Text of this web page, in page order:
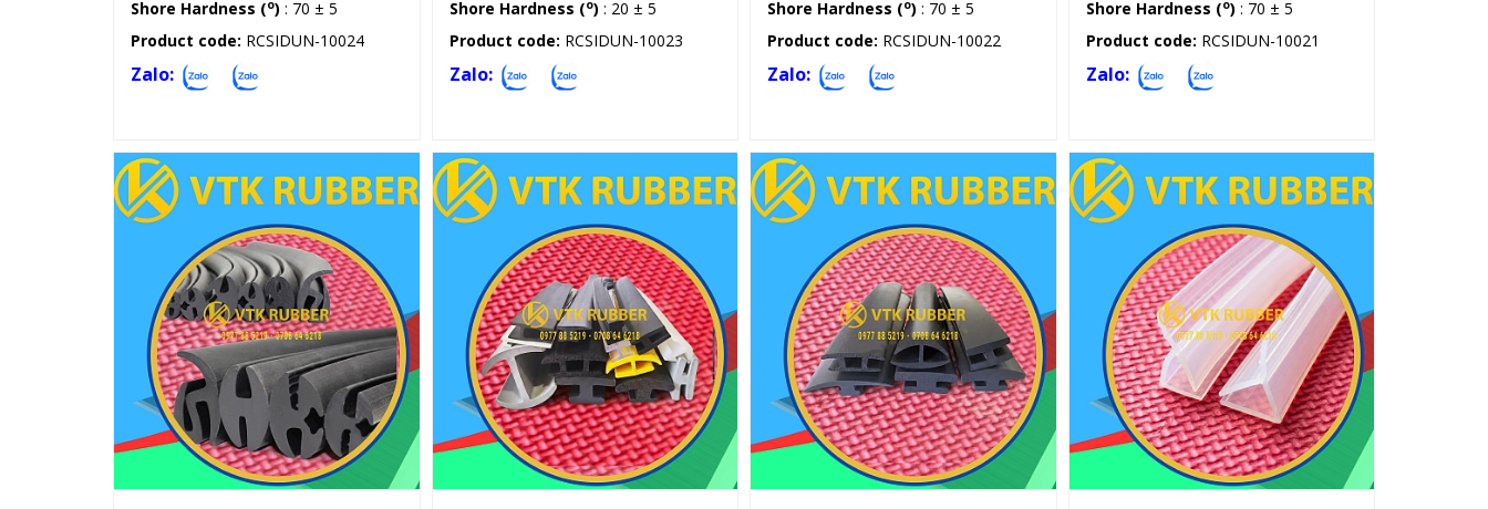
Shore Hardness (o) : 70 ± 5
Product code: RCSIDUN-10024
Zalo:
Shore Hardness (o) : 20 ± 5
Product code: RCSIDUN-10023
Zalo:
Shore Hardness (o) : 70 ± 5
Product code: RCSIDUN-10022
Zalo:
Shore Hardness (o) : 70 ± 5
Product code: RCSIDUN-10021
Zalo:
Gioăng silicon, cao su chữ H Gioăng silicon, cao su chữ H Gioăng silicon, cao su chữ H Gioăng silicon, cao su chữ H